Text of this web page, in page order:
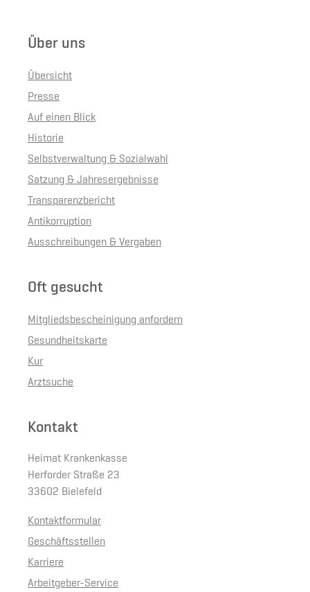
Über uns
Übersicht
Presse
Auf einen Blick
Historie
Selbstverwaltung & Sozialwahl
Satzung & Jahresergebnisse
Transparenzbericht
Antikorruption
Ausschreibungen & Vergaben
Oft gesucht
Mitgliedsbescheinigung anfordern
Gesundheitskarte
Kur
Arztsuche
Kontakt
Heimat Krankenkasse
Herforder Straße 23
33602 Bielefeld
Kontaktformular
Geschäftsstellen
Karriere
Arbeitgeber-Service